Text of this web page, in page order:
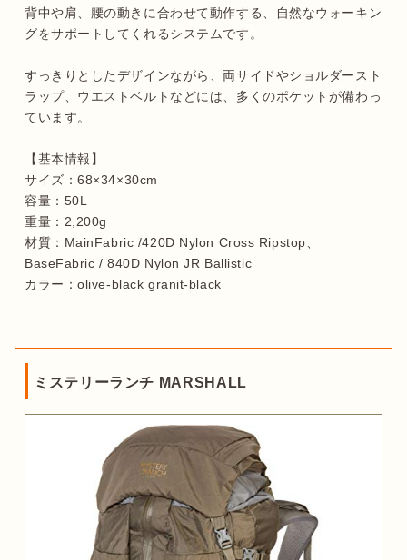
背中や肩、腰の動きに合わせて動作する、自然なウォーキン
グをサポートしてくれるシステムです。
すっきりとしたデザインながら、両サイドやショルダースト
ラップ、ウエストベルトなどには、多くのポケットが備わっ
ています。
【基本情報】
サイズ：68×34×30cm
容量：50L
重量：2,200g
材質：MainFabric /420D Nylon Cross Ripstop、
BaseFabric / 840D Nylon JR Ballistic
カラー：olive-black granit-black
ミステリーランチ MARSHALL